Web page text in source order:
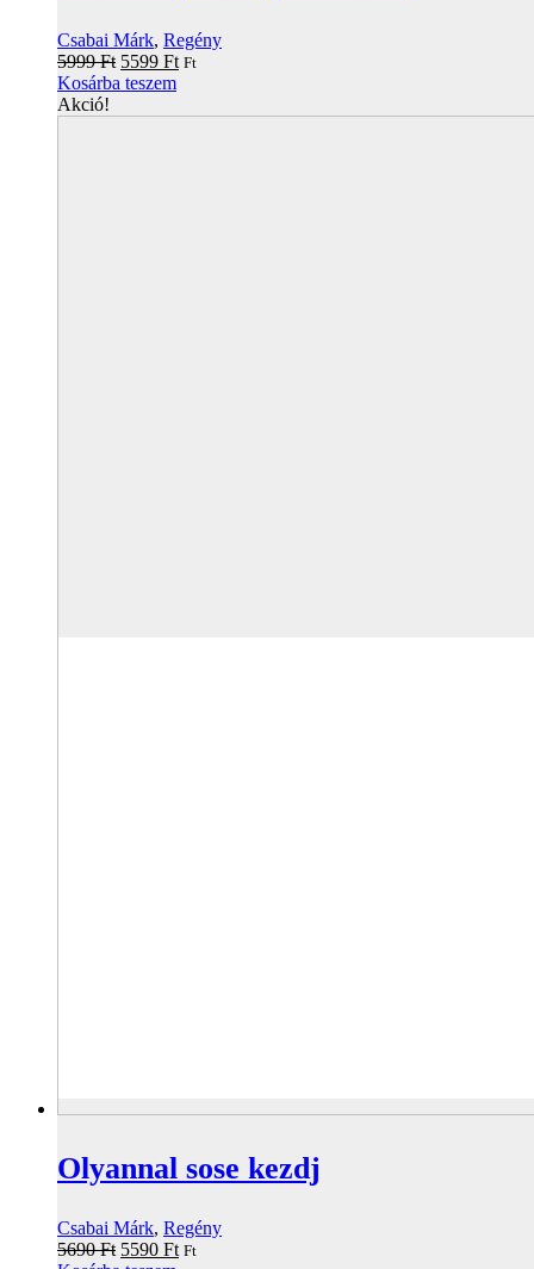
Csabai Márk, Regény
5999Ft Original
price
5599 FtCurrent
Ft
Kosárba teszem
Akció!
Olyannal sose kezdj
Csabai Márk, Regény
5690Ft Original
5590 FtCurrent
Ft